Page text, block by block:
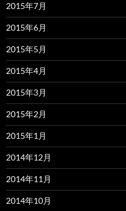
2015年7月
2015年6月
2015年5月
2015年4月
2015年3月
2015年2月
2015年1月
2014年12月
2014年11月
2014年10月